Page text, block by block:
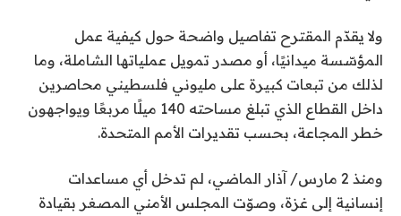
ولا يقدّم المقترح تفاصيل واضحة حول كيفية عمل
المؤسّسة ميدانيًا، أو مصدر تمويل عملياتها الشاملة، وما
لذلك من تبعات كبيرة على مليوني فلسطيني محاصرين
داخل القطاع الذي تبلغ مساحته 140 ميلًا مربعًا ويواجهون
خطر المجاعة، بحسب تقديرات الأمم المتحدة.
ومنذ 2 مارس/ آذار الماضي، لم تدخل أي مساعدات
إنسانية إلى غزة، وصوّت المجلس الأمني المصغر بقيادة